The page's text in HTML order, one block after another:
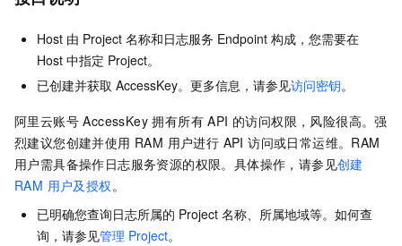
Host 由 Project 名称和日志服务 Endpoint 构成，您需要在
Host 中指定 Project。
已创建并获取 AccessKey。更多信息，请参见访问密钥。
阿里云账号 AccessKey 拥有所有 API 的访问权限，风险很高。强
烈建议您创建并使用 RAM 用户进行 API 访问或日常运维。RAM
用户需具备操作日志服务资源的权限。具体操作，请参见创建
RAM 用户及授权。
已明确您查询日志所属的 Project 名称、所属地域等。如何查
询，请参见管理 Project。